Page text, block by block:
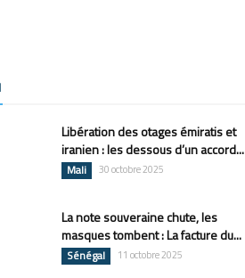
Libération des otages émiratis et
iranien : les dessous d’un accord...
Mali 30 octobre 2025
La note souveraine chute, les
masques tombent : La facture du...
Sénégal 11 octobre 2025